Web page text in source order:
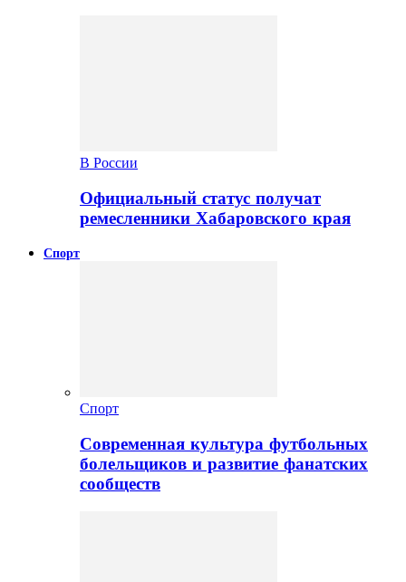
В России
Официальный статус получат
ремесленники Хабаровского края
Спорт
Спорт
Современная культура футбольных
болельщиков и развитие фанатских
сообществ